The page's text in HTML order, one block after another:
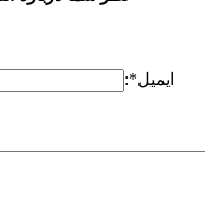
ایمیل*: